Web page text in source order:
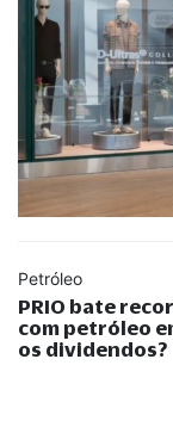
Petróleo
PRIO bate
com petróleo
os dividendos?